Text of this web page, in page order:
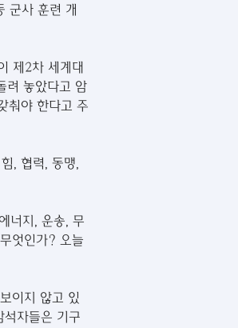
군사 훈련 개
제2차 세계대
려 놓았다고 암
춰야 한다고 주
, 협력, 동맹,
너지, 운송, 무
엇인가? 오늘
이지 않고 있
자들은 기구